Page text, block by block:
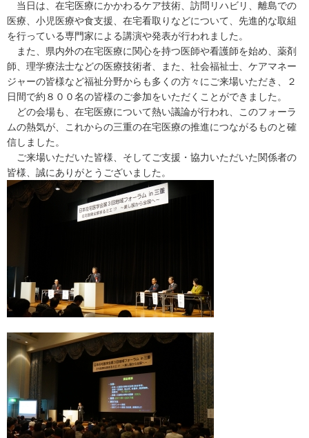
当日は、在宅医療にかかわるケア技術、訪問リハビリ、離島での
医療、小児医療や食支援、在宅看取りなどについて、先進的な取組
を行っている専門家による講演や発表が行われました。
また、県内外の在宅医療に関心を持つ医師や看護師を始め、薬剤
師、理学療法士などの医療技術者、また、社会福祉士、ケアマネー
ジャーの皆様など福祉分野からも多くの方々にご来場いただき、２
日間で約８００名の皆様のご参加をいただくことができました。
どの会場も、在宅医療について熱い議論が行われ、このフォーラ
ムの熱気が、これからの三重の在宅医療の推進につながるものと確
信しました。
ご来場いただいた皆様、そしてご支援・協力いただいた関係者の
皆様、誠にありがとうございました。